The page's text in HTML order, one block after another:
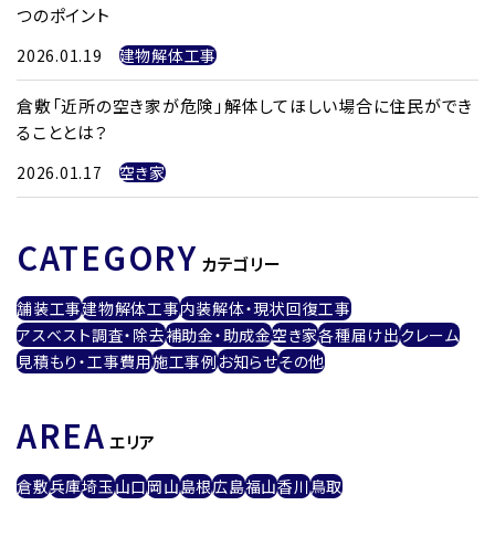
つのポイント
2026.01.19 建物解体工事
倉敷「近所の空き家が危険」解体してほしい場合に住民ができ
ることとは？
2026.01.17 空き家
CATEGORY カテゴリー
舗装工事建物解体工事内装解体・現状回復工事
アスベスト調査・除去補助金・助成金空き家各種届け出クレーム
見積もり・工事費用施工事例お知らせその他
AREA エリア
倉敷兵庫埼玉山口岡山島根広島福山香川鳥取